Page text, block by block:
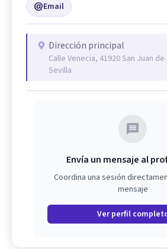
Email
Dirección principal
Calle Venecia, 41920 San Juan
Sevilla
Envía un mensaje al
Coordina una sesión
mensaje
Ver perfil